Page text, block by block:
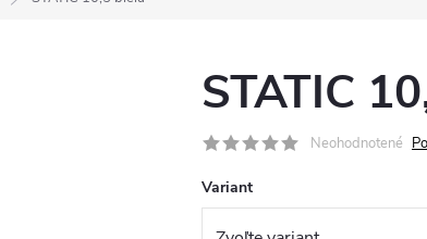
STATIC
Neohodnotené
Variant